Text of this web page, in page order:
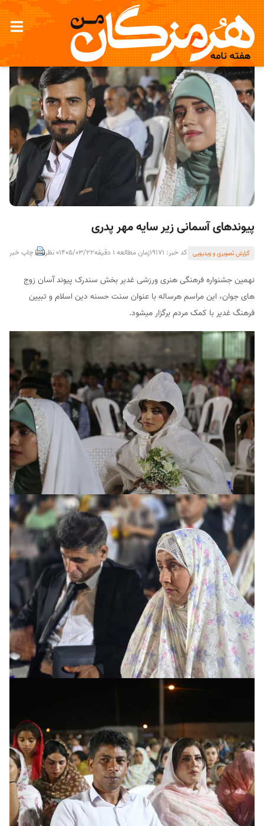
پیوندهای آسمانی زیر سایه مهر پدری
گزارش تصویری و ویدیویی کد خبر: 19171 زمان مطالعه 1 دقیقه 1405/03/220 نظر چاپ خبر
نهمین جشنواره فرهنگی هنری ورزشی غدیر بخش سندرک پیوند آسان زوج
های جوان، این مراسم هرساله با عنوان سنت حسنه دین اسلام و تبیین
فرهنگ غدیر با کمک مردم برگزار میشود.